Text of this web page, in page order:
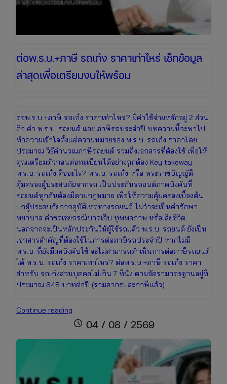
ต่อพ.ร.บ.+ภาษี รถเก๋ง ราคาเท่าไหร่ เช็กข้อมูล
ล่าสุดเพื่อเตรียมงบให้พร้อม
ต่อพ.ร.บ.+ภาษี รถเก๋ง ราคาเท่าไหร่? มีค่าใช้จ่ายหลักอยู่ 2 ส่วน
คือ ค่า พ.ร.บ. รถยนต์ และ ภาษีรถประจำปี บทความนี้จะพาไป
ทำความเข้าใจตั้งแต่ความหมายของ พ.ร.บ. รถเก๋ง ราคาโดย
ประมาณ วิธีคำนวณภาษีรถยนต์ รวมถึงเอกสารที่ต้องใช้ เพื่อให้
คุณเตรียมตัวก่อนต่อทะเบียนได้อย่างถูกต้อง Key takeway
พ.ร.บ. รถเก๋ง คืออะไร? พ.ร.บ. รถเก๋ง หรือ พระราชบัญญัติ
คุ้มครองผู้ประสบภัยจากรถ เป็นประกันรถยนต์ภาคบังคับที่
รถยนต์ทุกคันต้องมีตามกฎหมาย เพื่อให้ความคุ้มครองเบื้องต้น
แก่ผู้ประสบภัยจากอุบัติเหตุทางรถยนต์ ไม่ว่าจะเป็นค่ารักษา
พยาบาล ค่าชดเชยกรณีบาดเจ็บ ทุพพลภาพ หรือเสียชีวิต
นอกจากจะเป็นหลักประกันให้ผู้ใช้รถแล้ว พ.ร.บ. รถยนต์ ยังเป็น
เอกสารสำคัญที่ต้องใช้ในการต่อภาษีรถประจำปี หากไม่มี
พ.ร.บ. ที่ยังมีผลบังคับใช้ จะไม่สามารถดำเนินการต่อภาษีรถยนต์
ได้ พ.ร.บ. รถเก๋ง ราคาเท่าไหร่? ต่อพ.ร.บ.+ภาษี รถเก๋ง ราคา
สำหรับ รถเก๋งส่วนบุคคลไม่เกิน 7 ที่นั่ง ตามอัตรามาตรฐานอยู่ที่
ประมาณ 645 บาทต่อปี (รวมอากรและภาษีแล้ว)…
Continue reading
รถ
เช็ก
schedule 04 / 08 / 2569